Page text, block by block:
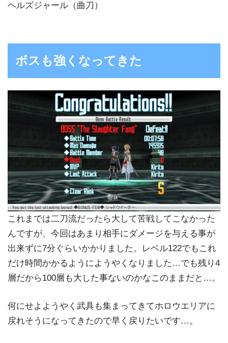
ヘルズジャール（曲刀）
ボスも強くなってきた
これまでは二刀流だったら大して苦戦してこなかった
んですが、今回はあまり相手にダメージを与える事が
出来ずに7分ぐらいかかりました。レベル122でもこれ
だけ時間かかるようにようやくなりました…でも残り4
層だから100層も大した事ないのかなこのままだと…。
何にせよようやく武具も集まってきてホロウエリアに
戻れそうになってきたので早く戻りたいです…。